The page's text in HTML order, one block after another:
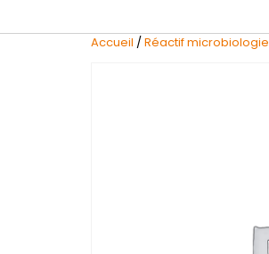
Accueil /Réactif microbiologie